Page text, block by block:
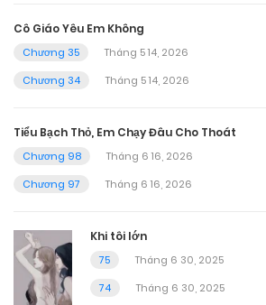
Cô Giáo Yêu Em Không
Chương 35
Tháng 5 14, 2026
Chương 34
Tháng 5 14, 2026
Tiểu Bạch Thỏ, Em Chạy Đâu Cho Thoát
Chương 98
Tháng 6 16, 2026
Chương 97
Tháng 6 16, 2026
Khi tôi lớn
75
Tháng 6 30, 2025
74
Tháng 6 30, 2025